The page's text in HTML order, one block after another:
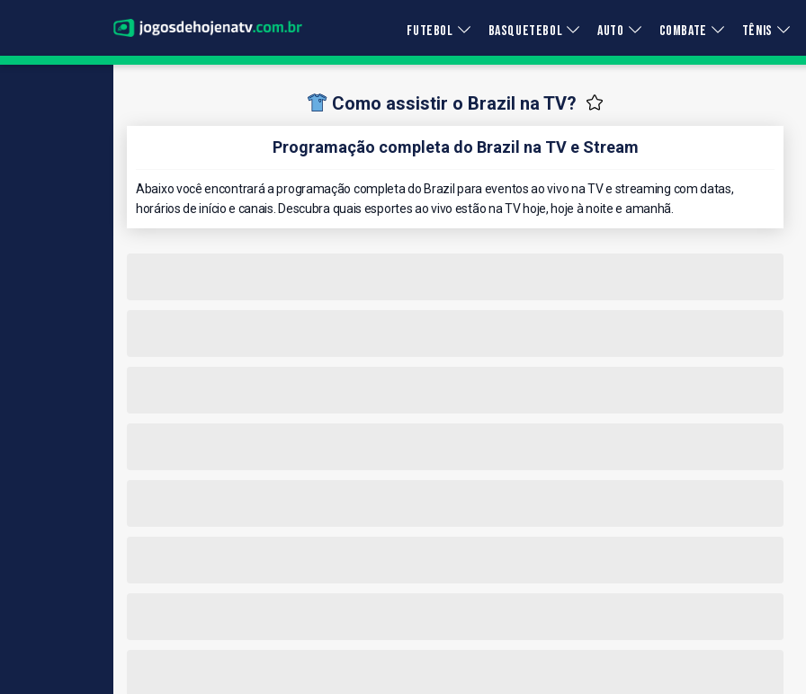
FUTEBOL BASQUETEBOL AUTO COMBATE TÊNIS
Como assistir o Brazil na TV?
Programação completa do Brazil na TV e Stream
Abaixo você encontrará a programação completa do Brazil para eventos ao vivo na TV e streaming com datas,
horários de início e canais. Descubra quais esportes ao vivo estão na TV hoje, hoje à noite e amanhã.